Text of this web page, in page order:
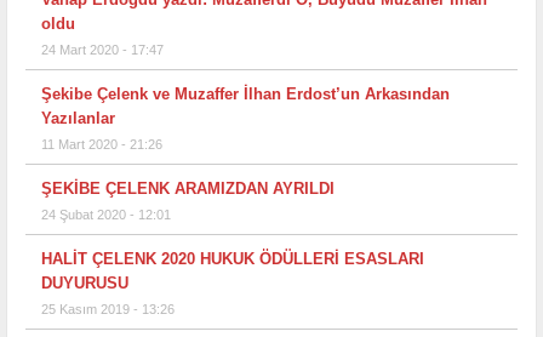
oldu
24 Mart 2020 - 17:47
Şekibe Çelenk ve Muzaffer İlhan Erdost’un Arkasından
Yazılanlar
11 Mart 2020 - 21:26
ŞEKİBE ÇELENK ARAMIZDAN AYRILDI
24 Şubat 2020 - 12:01
HALİT ÇELENK 2020 HUKUK ÖDÜLLERİ ESASLARI
DUYURUSU
25 Kasım 2019 - 13:26